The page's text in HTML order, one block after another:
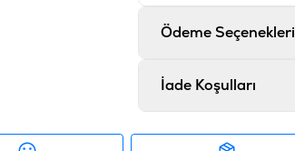
Tedarikçi Ürün Kodu
Ödeme Seçenekleri
İade Koşulları